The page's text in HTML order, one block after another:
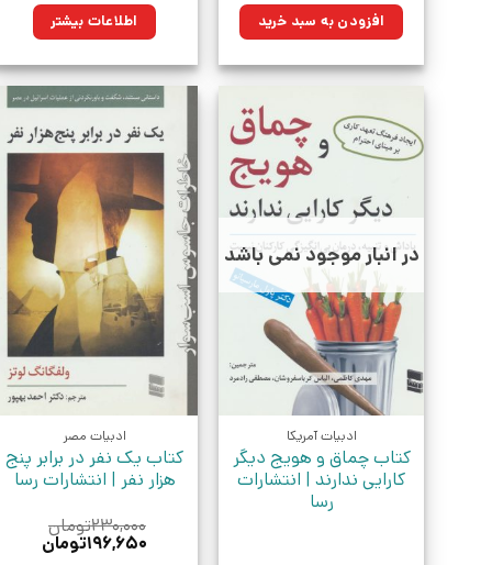
۳۰۰,۰۰۰تومان
بود.
۲۲۶,۵۰۰تومان.افزودن به سبد خرید اطلاعات بیشتر
در انبار موجود نمی باشد
ادبیات آمریکا
کتاب چماق و هویج دیگر
کارایی ندارند | انتشارات
رسا
ادبیات مصر
کتاب یک نفر در برابر پنج
هزار نفر | انتشارات رسا
۲۳۰,۰۰۰تومان
قیمت
۱۹۶,۶۵۰تومانقیمت